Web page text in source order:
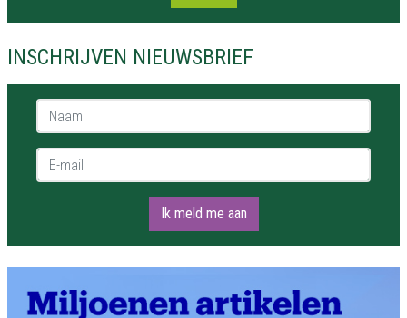
INSCHRIJVEN NIEUWSBRIEF
Naam *
E-mail *
Ik meld me aan